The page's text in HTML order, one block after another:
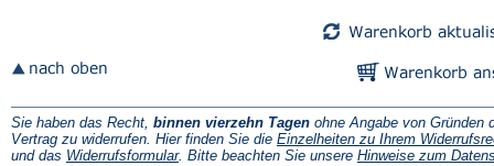
Sie haben das Recht, binnen vierzehn Tagen ohne Angabe von Gründen
Vertrag zu widerrufen. Hier finden Sie die Einzelheiten zu Ihrem
und das Widerrufsformular(Öffnet
. Bitte beachten Sie unsere Hinweise zum